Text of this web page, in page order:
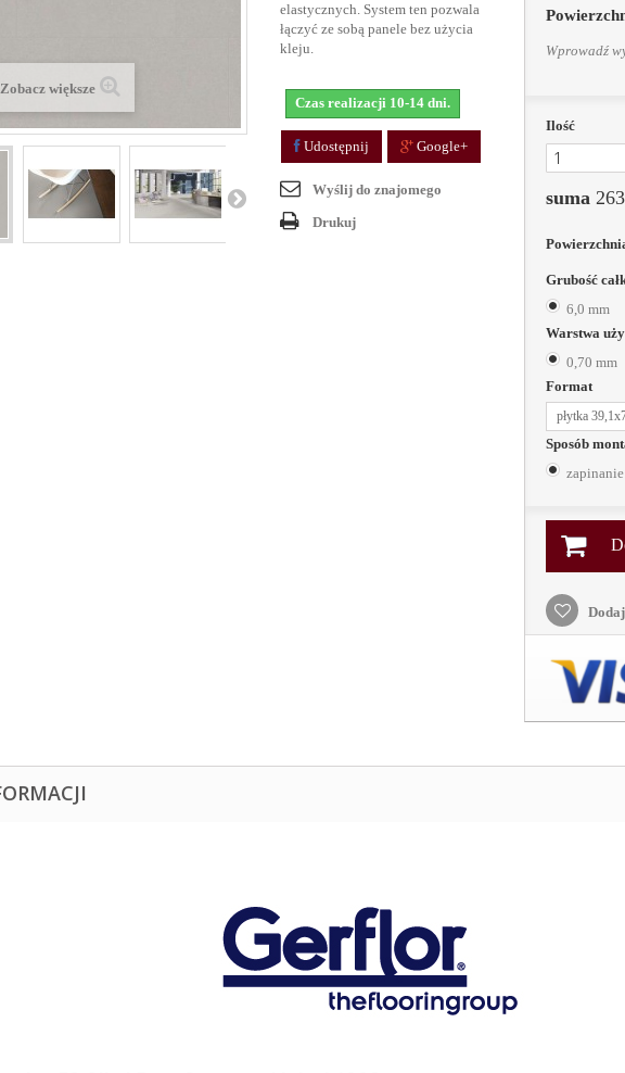
Zobacz większe
elastycznych. System ten pozwala
łączyć ze sobą panele bez użycia
kleju.
Czas realizacji 10-14 dni.
Udostępnij Google+
Wyślij do znajomego
Drukuj
Wprowadź
Ilość
suma
Grubość
6,0 mm
Warstwa
0,70 mm
Format
płytka
Sposób